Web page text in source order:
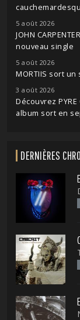
5 août 2026
JOHN
nouveau single
5 août 2026
MORTIIS sort
3 août 2026
Découvrez
album sort en
DERNIÈRES